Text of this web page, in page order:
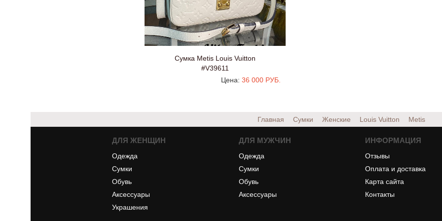
Сумка Metis Louis Vuitton
#V39611
Цена: 36 000 РУБ.
Главная Сумки Женские Louis Vuitton Metis
ДЛЯ ЖЕНЩИН
Одежда
Сумки
Обувь
Аксессуары
Украшения
ДЛЯ МУЖЧИН
Одежда
Сумки
Обувь
Аксессуары
ИНФОРМАЦИЯ
Отзывы
Оплата и доставка
Карта сайта
Контакты